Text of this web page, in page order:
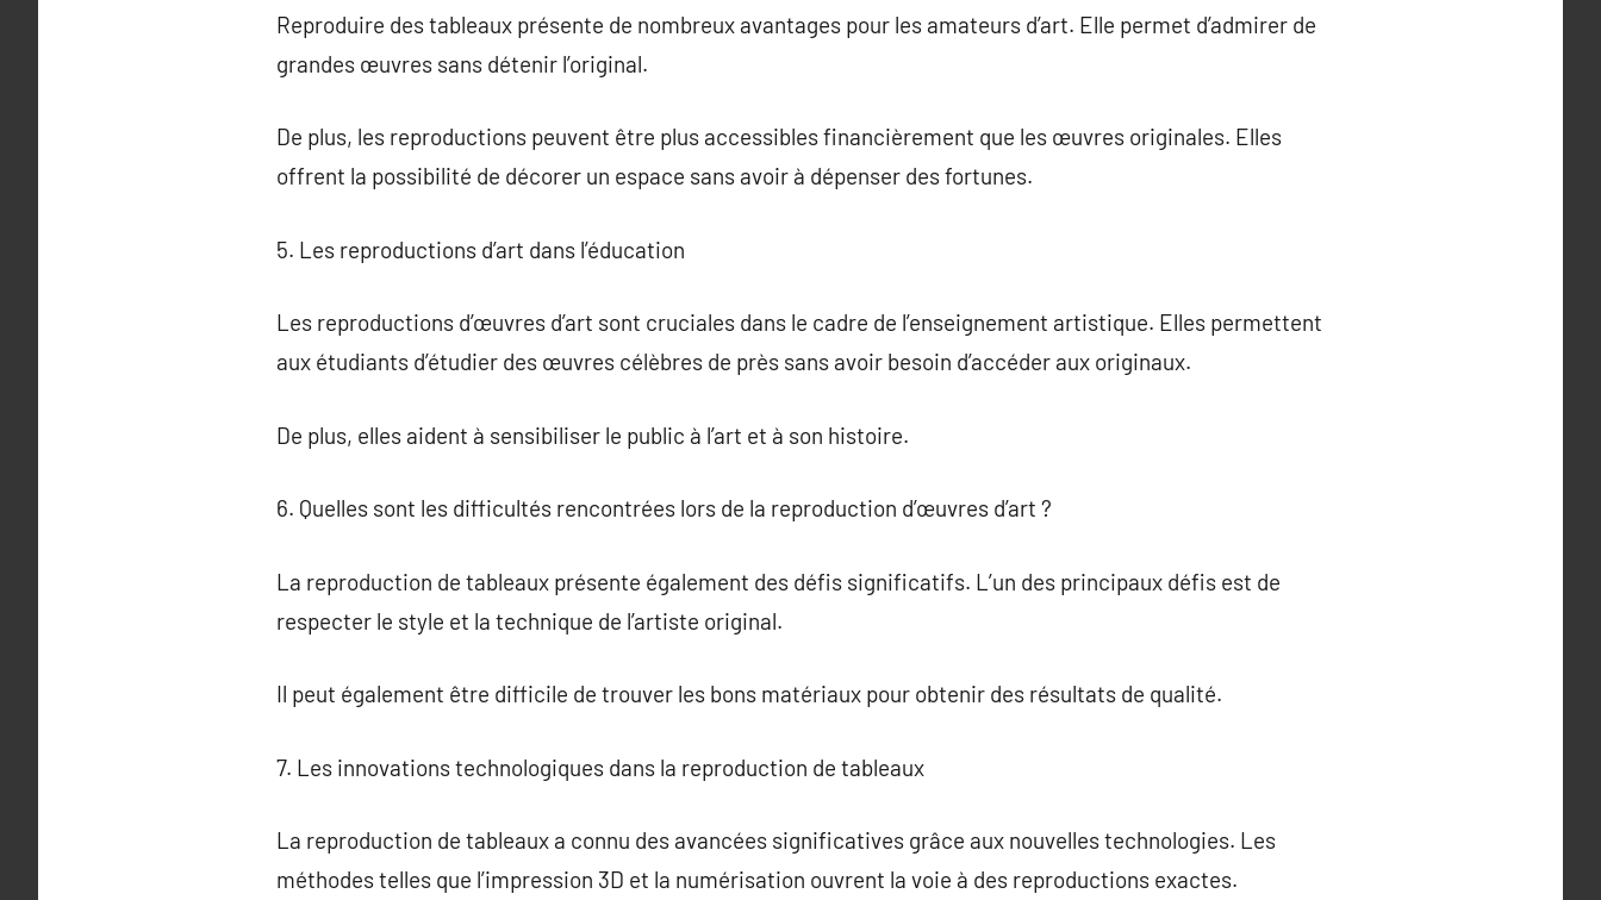
Reproduire des tableaux présente de nombreux avantages pour les amateurs d’art. Elle permet d’admirer de
grandes œuvres sans détenir l’original.
De plus, les reproductions peuvent être plus accessibles financièrement que les œuvres originales. Elles
offrent la possibilité de décorer un espace sans avoir à dépenser des fortunes.
5. Les reproductions d’art dans l’éducation
Les reproductions d’œuvres d’art sont cruciales dans le cadre de l’enseignement artistique. Elles permettent
aux étudiants d’étudier des œuvres célèbres de près sans avoir besoin d’accéder aux originaux.
De plus, elles aident à sensibiliser le public à l’art et à son histoire.
6. Quelles sont les difficultés rencontrées lors de la reproduction d’œuvres d’art ?
La reproduction de tableaux présente également des défis significatifs. L’un des principaux défis est de
respecter le style et la technique de l’artiste original.
Il peut également être difficile de trouver les bons matériaux pour obtenir des résultats de qualité.
7. Les innovations technologiques dans la reproduction de tableaux
La reproduction de tableaux a connu des avancées significatives grâce aux nouvelles technologies. Les
méthodes telles que l’impression 3D et la numérisation ouvrent la voie à des reproductions exactes.